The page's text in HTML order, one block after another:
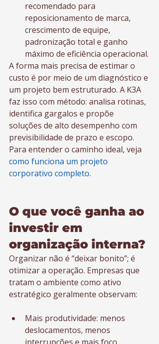
recomendado para
reposicionamento de marca,
crescimento de equipe,
padronização total e ganho
máximo de eficiência operacional.
A forma mais precisa de estimar o
custo é por meio de um diagnóstico e
um projeto bem estruturado. A K3A
faz isso com método: analisa rotinas,
identifica gargalos e propõe
soluções de alto desempenho com
previsibilidade de prazo e escopo.
Para entender o caminho ideal, veja
como funciona um projeto
corporativo completo.
O que você ganha ao
investir em
organização interna?
Organizar não é “deixar bonito”; é
otimizar a operação. Empresas que
tratam o ambiente como ativo
estratégico geralmente observam:
Mais produtividade: menos
deslocamentos, menos